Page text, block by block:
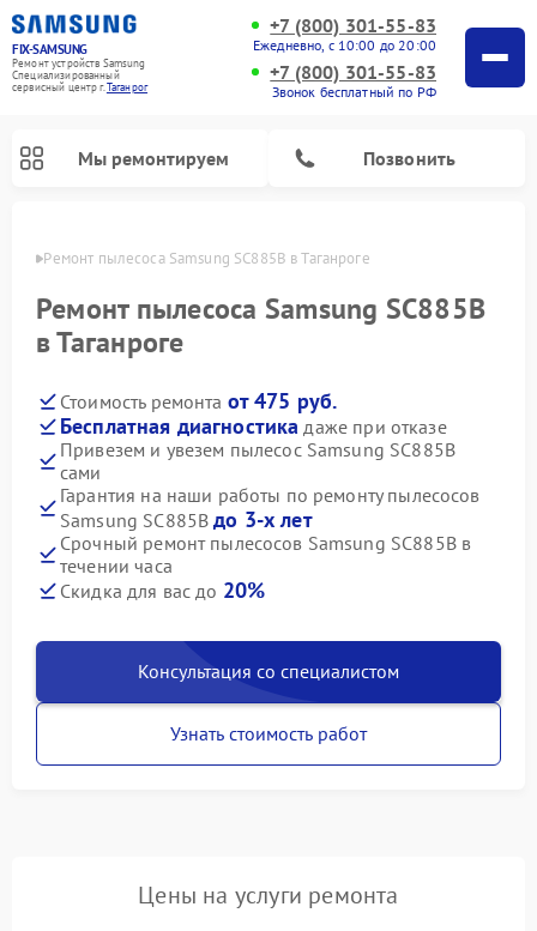
FIX-SAMSUNG
Ремонт устройств Samsung
Специализированный
cервисный центр г.Таганрог
+7 (800) 301-55-83
Ежедневно, с 10:00 до 20:00
+7 (800) 301-55-83
Звонок бесплатный по РФ
Мы ремонтируем Позвонить
Ремонт пылесоса Samsung SC885B в Таганроге
Ремонт пылесоса Samsung SC885B
в Таганроге
Стоимость ремонта от 475 руб.
Бесплатная диагностика даже при отказе
Привезем и увезем пылесос Samsung SC885B
сами
Гарантия на наши работы по ремонту пылесосов
Samsung SC885Bдо 3-х лет
Срочный ремонт пылесосов Samsung SC885B в
течении часа
Скидка для вас до 20%
Консультация со специалистом
Узнать стоимость работ
Цены на услуги ремонта